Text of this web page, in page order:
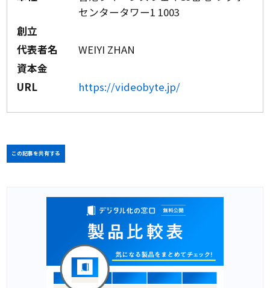
センタータワー1 1003
創立
代表者名
WEIYI ZHAN
資本金
URL
https://videobyte.jp/
この記事を共有する